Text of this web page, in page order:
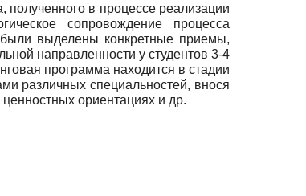
в процессе реализации
сопровождение процесса
были выделены конкретные приемы,
направленности у студентов 3-4
программа находится в стадии
различных специальностей, внося
ориентациях и др.